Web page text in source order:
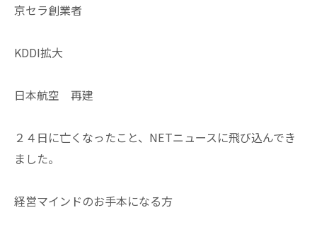
京セラ創業者
KDDI拡大
日本航空 再建
２４日に亡くなったこと、NETニュースに飛び込んでき
ました。
経営マインドのお手本になる方